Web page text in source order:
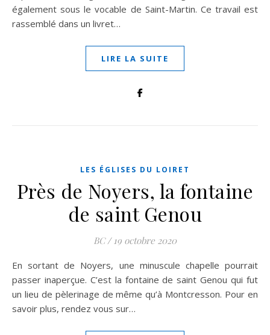
également sous le vocable de Saint-Martin. Ce travail est
rassemblé dans un livret…
LIRE LA SUITE
LES ÉGLISES DU LOIRET
Près de Noyers, la fontaine
de saint Genou
BC / 19 octobre 2020
En sortant de Noyers, une minuscule chapelle pourrait
passer inaperçue. C’est la fontaine de saint Genou qui fut
un lieu de pèlerinage de même qu’à Montcresson. Pour en
savoir plus, rendez vous sur…